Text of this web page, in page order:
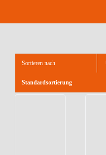
Sortieren nach
Standardsortierung